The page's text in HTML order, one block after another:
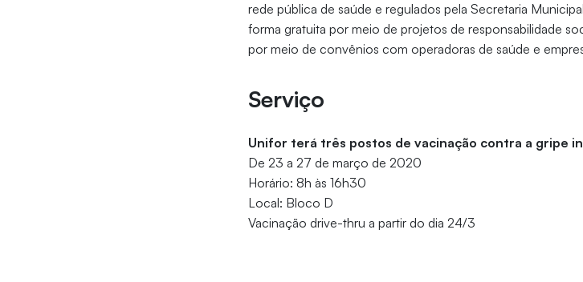
rede pública de saúde e regulados pela Secretaria
forma gratuita por meio de projetos de responsabilidade
por meio de convênios com operadoras de saúde e
Serviço
Unifor terá três postos de vacinação contra a gripe
De 23 a 27 de março de 2020
Horário: 8h às 16h30
Local: Bloco D
Vacinação drive-thru a partir do dia 24/3